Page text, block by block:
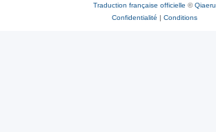
Traduction française officielle ©Qiaeru
Confidentialité | Conditions